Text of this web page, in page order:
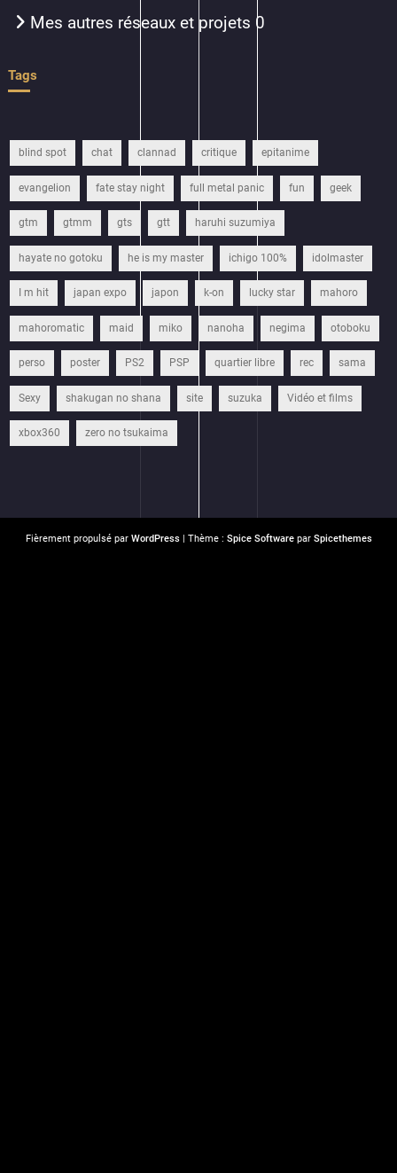
Mes autres réseaux et projets 0
Tags
blind spot chat clannad critique epitanime
evangelion fate stay night full metal panic fun geek
gtm gtmm gts gtt haruhi suzumiya
hayate no gotoku he is my master ichigo 100% idolmaster
I m hit japan expo japon k-on lucky star mahoro
mahoromatic maid miko nanoha negima otoboku
perso poster PS2 PSP quartier libre rec sama
Sexy shakugan no shana site suzuka Vidéo et films
xbox360 zero no tsukaima
Fièrement propulsé par WordPress| Thème : Spice Softwarepar Spicethemes